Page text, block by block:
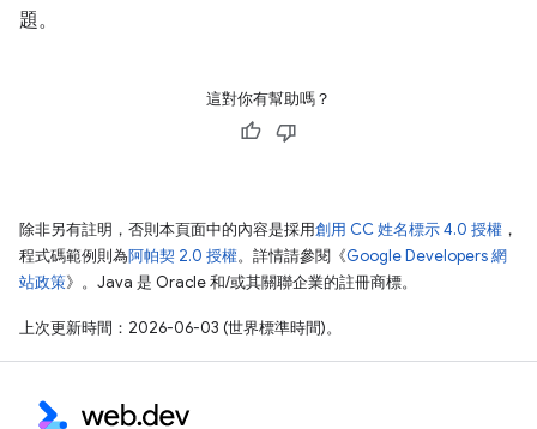
題。
這對你有幫助嗎？
除非另有註明，否則本頁面中的內容是採用創用 CC 姓名標示 4.0 授權 ，
程式碼範例則為阿帕契 2.0 授權。詳情請參閱《Google Developers 網
站政策》。Java 是 Oracle 和/或其關聯企業的註冊商標。
上次更新時間：2026-06-03 (世界標準時間)。